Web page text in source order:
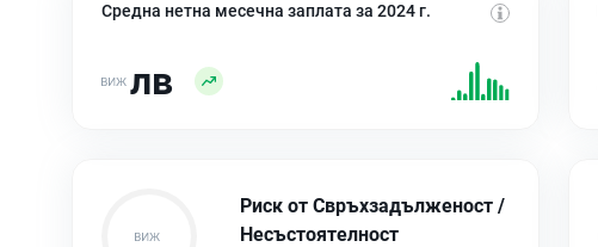
Средна нетна месечна заплата за 2024 г.
лв
Риск от Свръхзадълженост /
Несъстоятелност